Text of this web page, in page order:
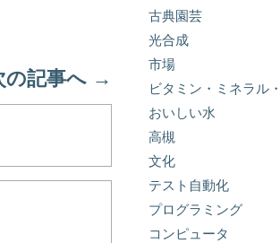
の記事へ →
古典園芸
光合成
市場
ビタミン・ミネラル
おいしい水
高槻
文化
テスト自動化
プログラミング
コンピュータ